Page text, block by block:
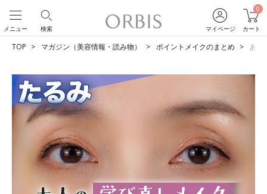
マイページ
0
カート
検索
メニュー
TOP マガジン（美容情報・読み物） ポイントメイクのまとめ あな